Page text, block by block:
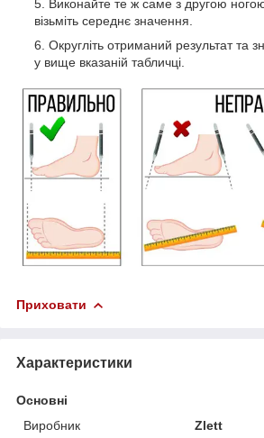
Виконайте те ж саме з другою
візьміть середнє значення.
Округліть отриманий результат та
у вище вказаній табличці.
Приховати
Характеристики
Основні
Виробник
Zlett